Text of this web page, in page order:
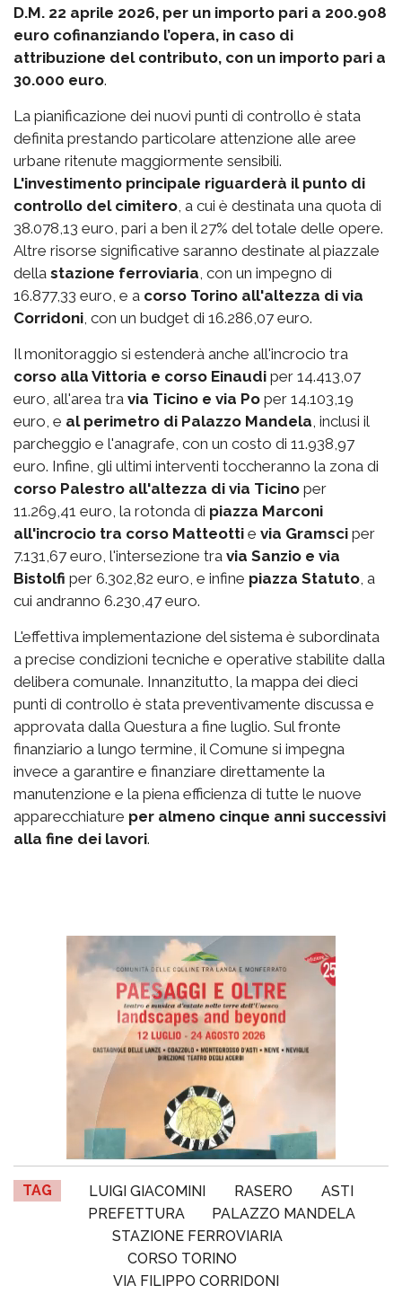
D.M. 22 aprile 2026, per un importo pari a 200.908
euro cofinanziando l’opera, in caso di
attribuzione del contributo, con un importo pari a
30.000 euro.
La pianificazione dei nuovi punti di controllo è stata
definita prestando particolare attenzione alle aree
urbane ritenute maggiormente sensibili.
L'investimento principale riguarderà il punto di
controllo del cimitero, a cui è destinata una quota di
38.078,13 euro, pari a ben il 27% del totale delle opere.
Altre risorse significative saranno destinate al piazzale
della stazione ferroviaria, con un impegno di
16.877,33 euro, e a corso Torino all'altezza di via
Corridoni, con un budget di 16.286,07 euro.
Il monitoraggio si estenderà anche all'incrocio tra
corso alla Vittoria e corso Einaudi per 14.413,07
euro, all'area tra via Ticino e via Po per 14.103,19
euro, e al perimetro di Palazzo Mandela, inclusi il
parcheggio e l'anagrafe, con un costo di 11.938,97
euro. Infine, gli ultimi interventi toccheranno la zona di
corso Palestro all'altezza di via Ticino per
11.269,41 euro, la rotonda di piazza Marconi
all'incrocio tra corso Matteotti e via Gramsci per
7.131,67 euro, l'intersezione tra via Sanzio e via
Bistolfi per 6.302,82 euro, e infine piazza Statuto, a
cui andranno 6.230,47 euro.
L'effettiva implementazione del sistema è subordinata
a precise condizioni tecniche e operative stabilite dalla
delibera comunale. Innanzitutto, la mappa dei dieci
punti di controllo è stata preventivamente discussa e
approvata dalla Questura a fine luglio. Sul fronte
finanziario a lungo termine, il Comune si impegna
invece a garantire e finanziare direttamente la
manutenzione e la piena efficienza di tutte le nuove
apparecchiature per almeno cinque anni successivi
alla fine dei lavori.
TAG LUIGI GIACOMINI RASERO
ASTI
PREFETTURA
PALAZZO MANDELA
STAZIONE FERROVIARIA
CORSO TORINO
VIA FILIPPO CORRIDONI